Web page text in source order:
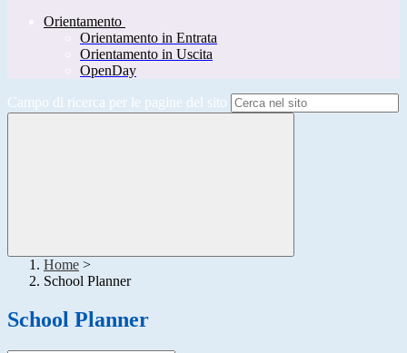
Orientamento
Orientamento in Entrata
Orientamento in Uscita
OpenDay
Campo di ricerca per le pagine del sito
Home >
School Planner
School Planner